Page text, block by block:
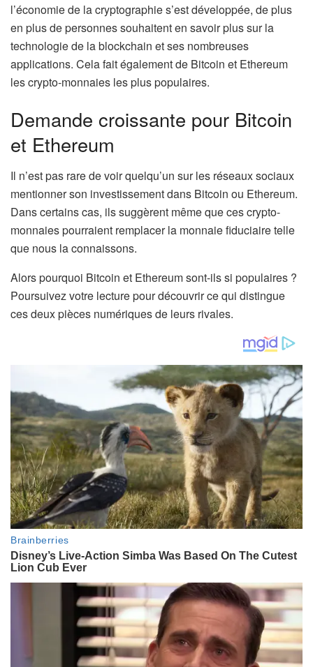
l’économie de la cryptographie s’est développée, de plus
en plus de personnes souhaitent en savoir plus sur la
technologie de la blockchain et ses nombreuses
applications. Cela fait également de Bitcoin et Ethereum
les crypto-monnaies les plus populaires.
Demande croissante pour Bitcoin
et Ethereum
Il n’est pas rare de voir quelqu’un sur les réseaux sociaux
mentionner son investissement dans Bitcoin ou Ethereum.
Dans certains cas, ils suggèrent même que ces crypto-
monnaies pourraient remplacer la monnaie fiduciaire telle
que nous la connaissons.
Alors pourquoi Bitcoin et Ethereum sont-ils si populaires ?
Poursuivez votre lecture pour découvrir ce qui distingue
ces deux pièces numériques de leurs rivales.